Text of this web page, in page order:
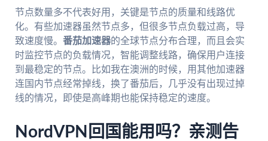
节点数量多不代表好用，关键是节点的质量和线路优
化。有些加速器虽然节点多，但很多节点负载过高，导
致速度慢。 番茄加速器的全球节点分布合理，而且会实
时监控节点的负载情况，智能调整线路，确保用户连接
到最稳定的节点。比如我在澳洲的时候，用其他加速器
连国内节点经常掉线，换了番茄后，几乎没有出现过掉
线的情况，即使是高峰期也能保持稳定的速度。
NordVPN回国能用吗？亲测告